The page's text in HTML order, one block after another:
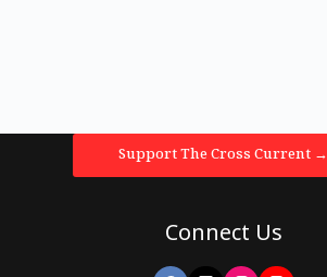
Support The Cross Current →
Connect Us